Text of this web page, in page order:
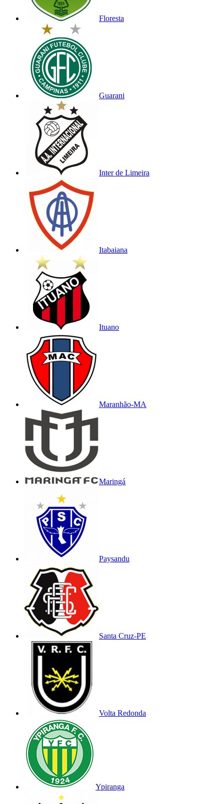
Floresta
Guarani
Inter de Limeira
Itabaiana
Ituano
Maranhão-MA
Maringá
Paysandu
Santa Cruz-PE
Volta Redonda
Ypiranga